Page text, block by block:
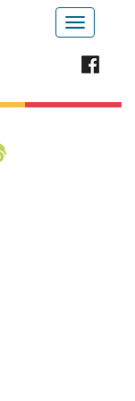
Toggle